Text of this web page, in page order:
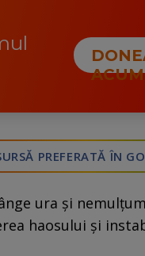
ACUM
PREFERATĂ ÎN
ura și
haosului și